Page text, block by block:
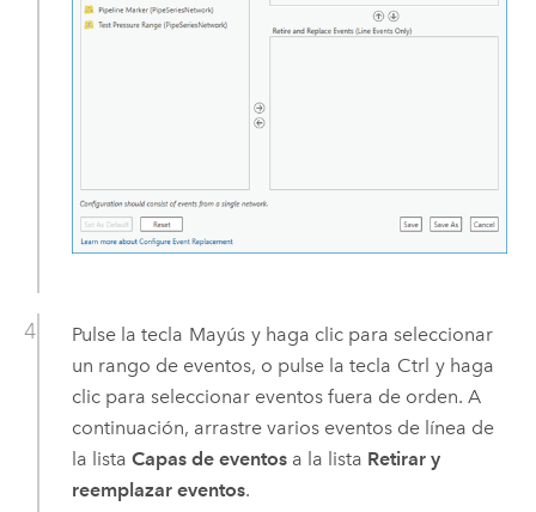
Pulse la tecla Mayús y haga clic para seleccionar
un rango de eventos, o pulse la tecla Ctrl y haga
clic para seleccionar eventos fuera de orden. A
continuación, arrastre varios eventos de línea de
la lista Capas de eventosa la lista Retirar y
reemplazar eventos.